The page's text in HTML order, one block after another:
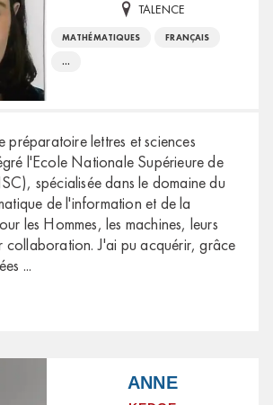
TALENCE
MATHÉMATIQUES FRANÇAIS
...
préparatoire lettres et sciences
l'Ecole Nationale Supérieure de
spécialisée dans le domaine du
de l'information et de la
les Hommes, les machines, leurs
collaboration. J'ai pu acquérir, grâce
...
ANNE